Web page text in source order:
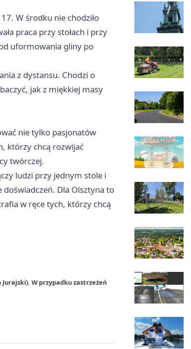
W środku nie chodziło
praca przy stołach i przy
uformowania gliny po
z dystansu. Chodzi o
jak z miękkiej masy
nie tylko pasjonatów
którzy chcą rozwijać
twórczej.
ludzi przy jednym stole i
Dla Olsztyna to
w ręce tych, którzy chcą
W przypadku zastrzeżeń